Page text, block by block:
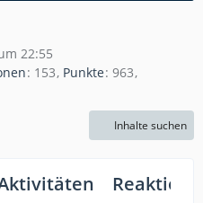
22:55
153 Punkte 963
Inhalte suchen